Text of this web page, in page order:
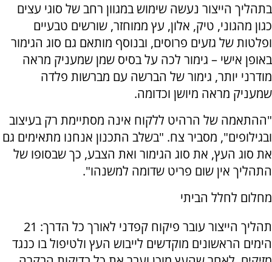
בתהליך הייצור נעשה שימוש במגוון רחב של סוגי עצים
כגון מהגוני, טיק, אלון, עץ ממוחזר, שורשים טבעיים
ופלטות של גזעים פרוסים, ובנוסף מותאם גם סוג הגימור
באופן אישי – גימור לכה על בסיס שמן שמעניק מראה
מודרני יותר, גימור של הברשה עם מברשות פלדה
שמעניק מראה מיושן וכדומה.
"ההתאמה של הרהיט ללקוח אינה מסתיימת רק בעיצוב
ובגילופים", מסביר צח. "בשלב התכנון אנחנו מתאימים גם
את סוג העץ, את סוג הגימור ואת הצבע, כך שבסופו של
התהליך אין שום פריט שדומה למשנהו".
מחלום לחלל הביתי
תהליך הייצור עובר פיקוח קפדני לאורך כל הדרך: 21
הימים הראשונים מוקדשים לייבוש העץ ולטיפול בו כנגד